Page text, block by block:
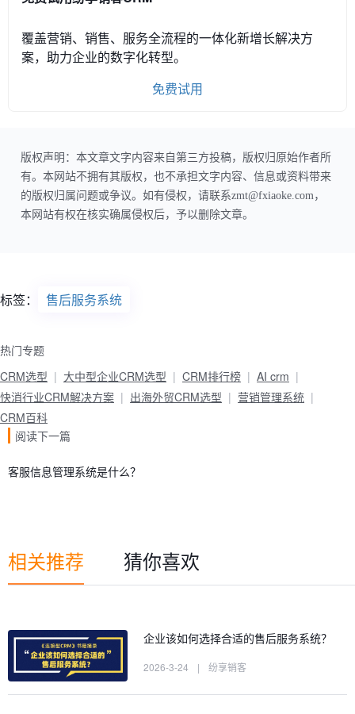
覆盖营销、销售、服务全流程的一体化新增长解决方
案，助力企业的数字化转型。
免费试用
版权声明：本文章文字内容来自第三方投稿，版权归原始作者所
有。本网站不拥有其版权，也不承担文字内容、信息或资料带来
的版权归属问题或争议。如有侵权，请联系zmt@fxiaoke.com，
本网站有权在核实确属侵权后，予以删除文章。
标签： 售后服务系统
热门专题
CRM选型
大中型企业CRM选型 CRM排行榜
AI crm
快消行业CRM解决方案
出海外贸CRM选型
营销管理系统
CRM百科
阅读下一篇
客服信息管理系统是什么？
相关推荐 猜你喜欢
企业该如何选择合适的售后服务系统？
2026-3-24 | 纷享销客